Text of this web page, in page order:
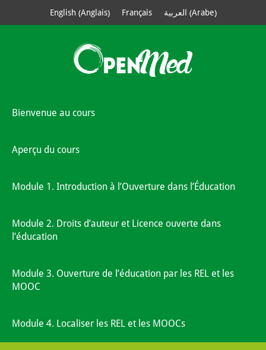
English(Anglais) Français العربية (Arabe)
Bienvenue au cours
Aperçu du cours
Module 1. Introduction à l’Ouverture dans l’Éducation
Module 2. Droits d’auteur et Licence ouverte dans
l’éducation
Module 3. Ouverture de l’éducation par les REL et les
MOOC
Module 4. Localiser les REL et les MOOCs